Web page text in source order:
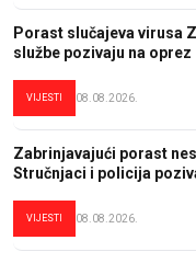
Porast slučajeva virusa
službe pozivaju na oprez
VIJESTI 08.08.2026.
Zabrinjavajući porast
Stručnjaci i policija
VIJESTI 08.08.2026.